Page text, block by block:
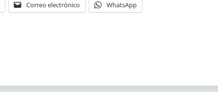
Correo electrónico WhatsApp